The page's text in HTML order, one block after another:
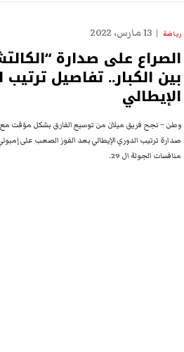
رياضة 13 مارس، 2022
الصراع على صدارة
بين الكبار.. تفاصيل ترتيب
الإيطالي
وطن – نجح فريق ميلان من توسيع الفارق بشكل مؤقت مع
صدارة ترتيب الدوري الإيطالي بعد الفوز الصعب على
منافسات الجولة ال 29.